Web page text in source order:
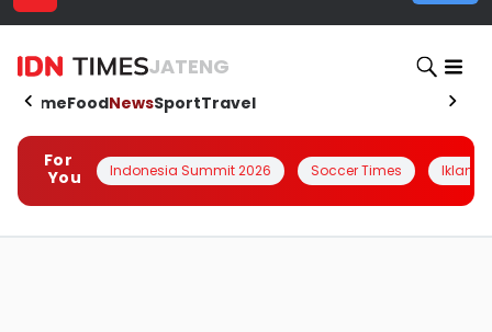
JATENG
HomeFoodNewsSportTravel
For
You
Indonesia Summit 2026 Soccer Times Iklanin